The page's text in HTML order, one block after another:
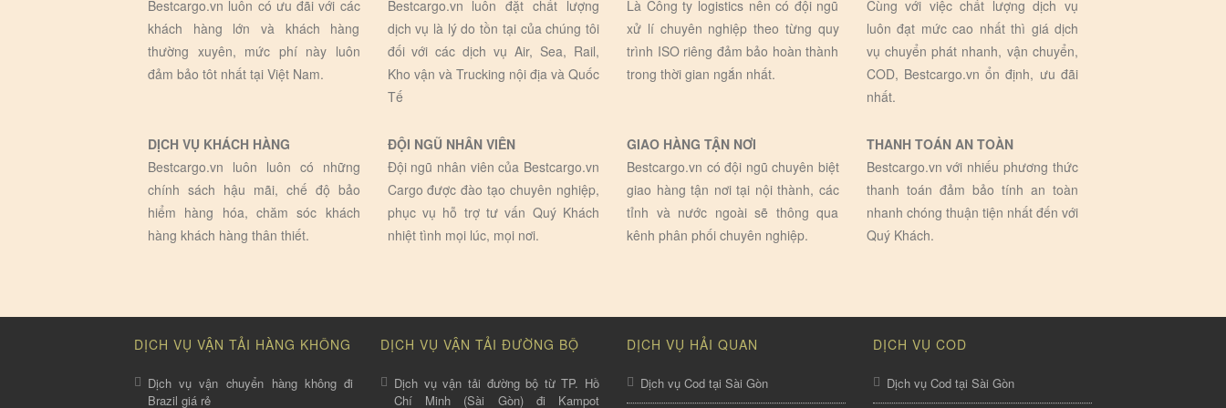
Bestcargo.vn luôn có ưu đãi với các
khách hàng lớn và khách hàng
thường xuyên, mức phí này luôn
đảm bảo tôt nhất tại Việt Nam.
Bestcargo.vn luôn đặt chất lượng
dịch vụ là lý do tồn tại của chúng tôi
đối với các dịch vụ Air, Sea, Rail,
Kho vận và Trucking nội địa và Quốc
Tế
Là Công ty logistics nên có đội ngũ
xử lí chuyên nghiệp theo từng quy
trình ISO riêng đảm bảo hoàn thành
trong thời gian ngắn nhất.
Cùng với việc chất lượng dịch vụ
luôn đạt mức cao nhất thì giá dịch
vụ chuyển phát nhanh, vận chuyển,
COD, Bestcargo.vn ổn định, ưu đãi
nhất.
DỊCH VỤ KHÁCH HÀNG
Bestcargo.vn luôn luôn có những
chính sách hậu mãi, chế độ bảo
hiểm hàng hóa, chăm sóc khách
hàng khách hàng thân thiết.
ĐỘI NGŨ NHÂN VIÊN
Đội ngũ nhân viên của Bestcargo.vn
Cargo được đào tạo chuyên nghiệp,
phục vụ hỗ trợ tư vấn Quý Khách
nhiệt tình mọi lúc, mọi nơi.
GIAO HÀNG TẬN NƠI
Bestcargo.vn có đội ngũ chuyên biệt
giao hàng tận nơi tại nội thành, các
tỉnh và nước ngoài sẽ thông qua
kênh phân phối chuyên nghiệp.
THANH TOÁN AN TOÀN
Bestcargo.vn với nhiếu phương thức
thanh toán đảm bảo tính an toàn
nhanh chóng thuận tiện nhất đến với
Quý Khách.
DỊCH VỤ VẬN TẢI HÀNG KHÔNG
Dịch vụ vận chuyển hàng không đi
Brazil giá rẻ
DỊCH VỤ VẬN TẢI ĐƯỜNG BỘ
Dịch vụ vận tải đường bộ từ TP. Hồ
Chí Minh (Sài Gòn) đi Kampot
DỊCH VỤ HẢI QUAN
Dịch vụ Cod tại Sài Gòn
DỊCH VỤ COD
Dịch vụ Cod tại Sài Gòn